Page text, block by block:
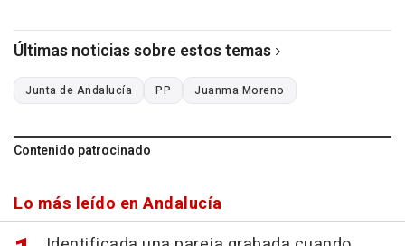
Últimas noticias sobre estos temas
Junta de Andalucía PP Juanma Moreno
Contenido patrocinado
Lo más leído en Andalucía